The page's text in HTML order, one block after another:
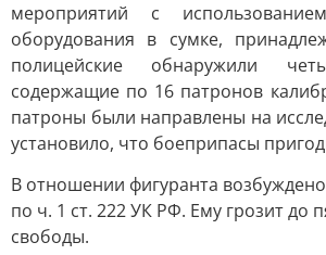
мероприятий с
оборудования в сумке,
полицейские обнаружили
содержащие по 16 патронов
патроны были направлены на
установило, что боеприпасы
В отношении фигуранта
по ч. 1 ст. 222 УК РФ. Ему грозит до
свободы.